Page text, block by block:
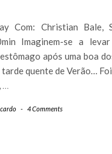
Com: Christian Bale,
Imaginem-se a
após uma boa
quente de Verão…
…
- 4 Comments